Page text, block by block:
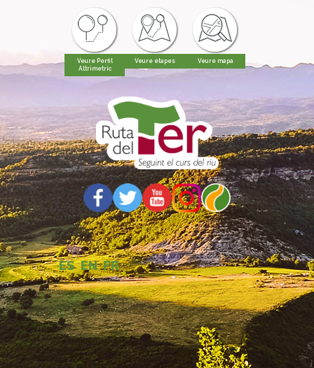
Veure Perfil
Altrimetric
Veure etapes Veure mapa
ES EN FR